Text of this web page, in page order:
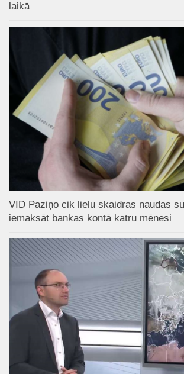
laikā
VID Paziņo cik lielu skaidras naudas
iemaksāt bankas kontā katru mēnesi